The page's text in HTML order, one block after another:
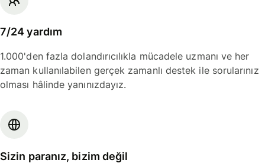
7/24 yardım
1.000'den fazla dolandırıcılıkla mücadele uzmanı ve her
zaman kullanılabilen gerçek zamanlı destek ile sorularınız
olması hâlinde yanınızdayız.
Sizin paranız, bizim değil